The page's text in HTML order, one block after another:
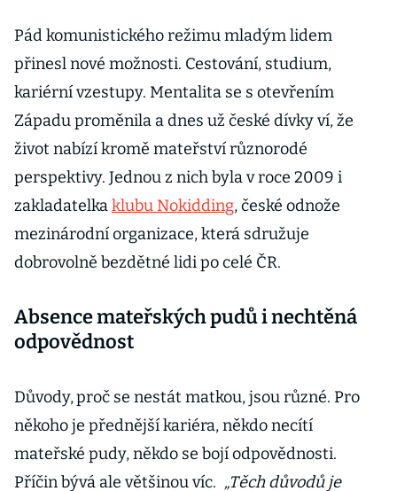
Pád komunistického režimu mladým lidem
přinesl nové možnosti. Cestování, studium,
kariérní vzestupy. Mentalita se s otevřením
Západu proměnila a dnes už české dívky ví, že
život nabízí kromě mateřství různorodé
perspektivy. Jednou z nich byla v roce 2009 i
zakladatelkaklubu Nokidding, české odnože
mezinárodní organizace, která sdružuje
dobrovolně bezdětné lidi po celé ČR.
Absence mateřských pudů i nechtěná
odpovědnost
Důvody,proč se nestát matkou, jsou různé. Pro
někoho je přednější kariéra, někdo necítí
mateřské pudy, někdo se bojí odpovědnosti.
Příčin bývá ale většinou víc. „Těch důvodů je